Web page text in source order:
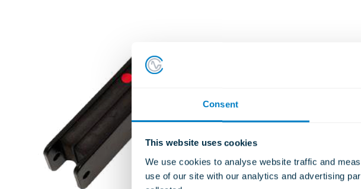
Consent
This website uses cookies
We use cookies to analyse website traffic and
use of our site with our analytics and advertising